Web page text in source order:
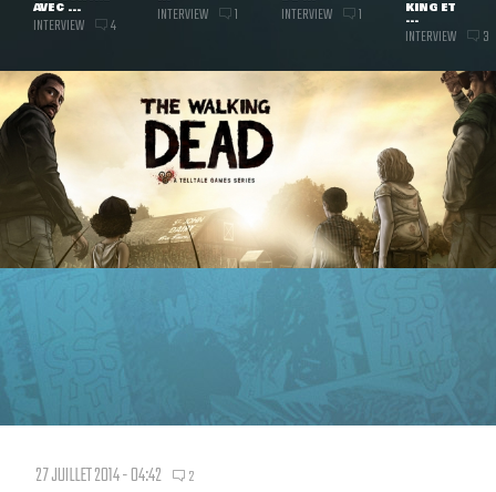
AVEC ...
INTERVIEW 4 INTERVIEW 1 INTERVIEW 1 KING ET
...
INTERVIEW 3
27 JUILLET 2014 - 04:42 2